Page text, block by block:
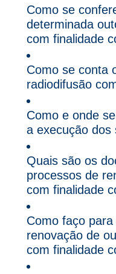
Como se
determinada
com finalidade
Como se conta
radiodifusão
Como e onde
a execução dos
Quais são os
processos de
com finalidade
Como faço
renovação de
com finalidade